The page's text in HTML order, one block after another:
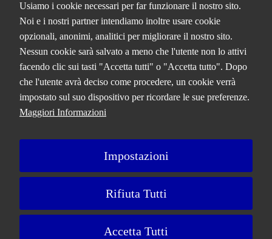
QCERTIFICAZIONI S.R.L. A SOCIO
UNICO
Via Paolo Frajese, 37 – 53100 Siena
tel. +39 0577 327234 - fax +39 0577 329907 -
Capitale Sociale € 90.000,00 i.v.
Iscrizione Registro delle imprese di Siena n. 01273640522, REA n.
A Bureau Veritas Company
Privacy Policy Cookie Policy Ricorsi e Reclami Note Legali
Portale GDPR
Usiamo i cookie necessari per far funzionare il nostro sito.
Noi e i nostri partner intendiamo inoltre usare cookie
opzionali, anonimi, analitici per migliorare il nostro sito.
Nessun cookie sarà salvato a meno che l'utente non lo attivi
facendo clic sui tasti "Accetta tutti" o "Accetta tutto". Dopo
che l'utente avrà deciso come procedere, un cookie verrà
impostato sul suo dispositivo per ricordare le sue preferenze.
Maggiori Informazioni
Impostazioni
Rifiuta Tutti
Accetta Tutti
influire sul
funzionamento
Analitici
cookie sono
installati da
Analytics.
web
e riportando
informazioni
su come lo
utilizzi. I
raccolgono